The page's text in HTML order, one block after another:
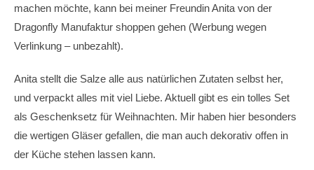
machen möchte, kann bei meiner Freundin Anita von der
Dragonfly Manufaktur shoppen gehen (Werbung wegen
Verlinkung – unbezahlt).
Anita stellt die Salze alle aus natürlichen Zutaten selbst her,
und verpackt alles mit viel Liebe. Aktuell gibt es ein tolles Set
als Geschenksetz für Weihnachten. Mir haben hier besonders
die wertigen Gläser gefallen, die man auch dekorativ offen in
der Küche stehen lassen kann.